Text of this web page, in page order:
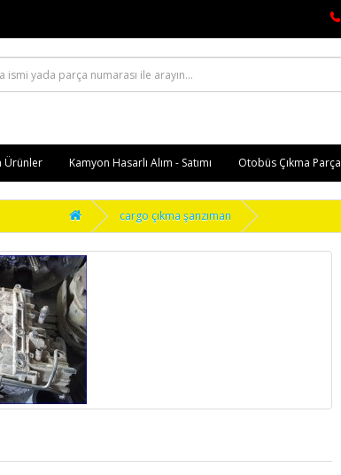
Ürünler Kamyon Hasarlı Alım - Satımı Otobüs Çıkma Parça
cargo çıkma şanzıman